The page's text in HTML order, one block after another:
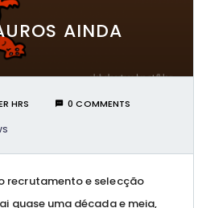
AINDA
HRS 0 COMMENTS
recrutamento e selecção
quase uma década e meia,